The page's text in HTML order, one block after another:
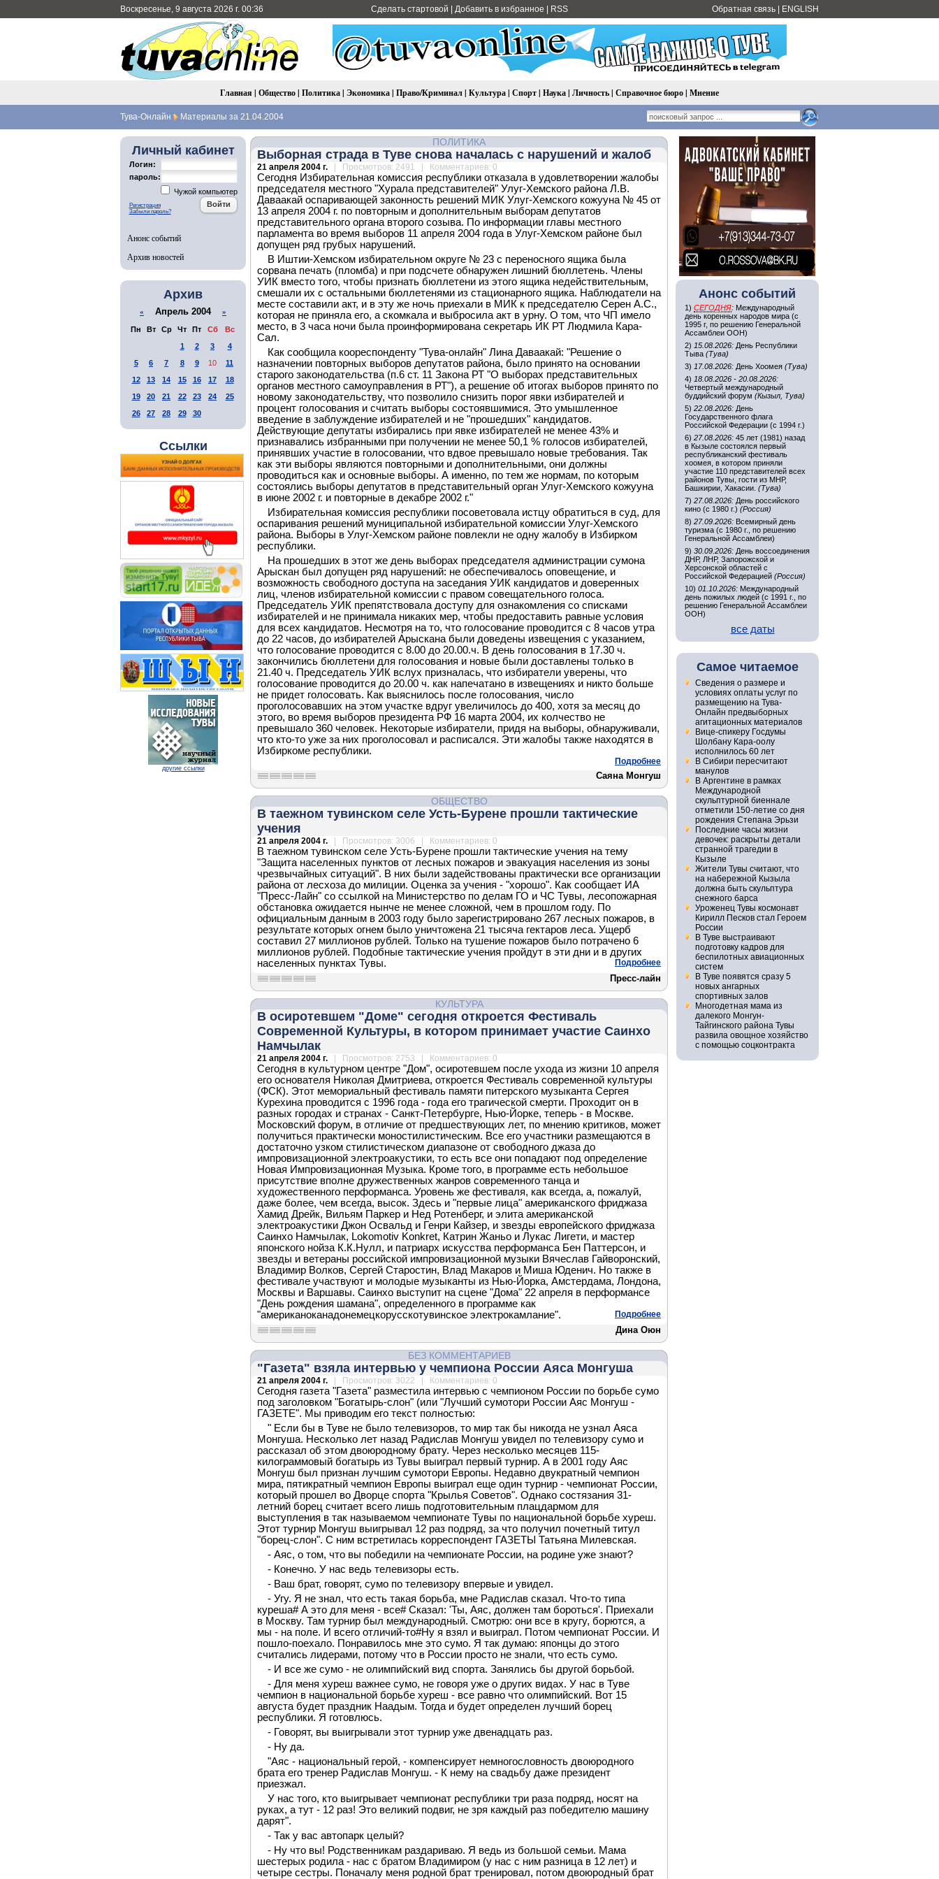
Воскресенье, 9 августа 2026 г. 00:36 Сделать стартовой Добавить в избранное RSS Обратная связь ENGLISH
Главная | Общество| Политика| Экономика| Право/Криминал| Культура| Спорт| Наука| Личность| Справочное бюро| Мнение
Тува-Онлайн Материалы за 21.04.2004
Личный кабинет
Логин:
пароль:
Чужой компьютер
Регистрация
Забыли пароль?
Анонс событий
Архив новостей
Архив
« Апрель 2004 »
Пн Вт Ср Чт Пт Сб
Вс
1
2 3
4
5
6 7 8 9 10
11
12
13 14 15 16 17
18
19
20 21 22 23 24
25
26
27 28 29 30
Ссылки
другие ссылки
ПОЛИТИКА
Выборная страда в Туве снова началась с нарушений и жалоб
21 апреля 2004 г. | Просмотров: 2491 | Комментариев: 0
Сегодня Избирательная комиссия республики отказала в удовлетворении жалобы
председателя местного "Хурала представителей" Улуг-Хемского района Л.В.
Даваакай оспаривающей законность решений МИК Улуг-Хемского кожууна № 45 от
13 апреля 2004 г. по повторным и дополнительным выборам депутатов
представительного органа второго созыва. По информации главы местного
парламента во время выборов 11 апреля 2004 года в Улуг-Хемском районе был
допущен ряд грубых нарушений.
В Иштии-Хемском избирательном округе № 23 с переносного ящика была
сорвана печать (пломба) и при подсчете обнаружен лишний бюллетень. Члены
УИК вместо того, чтобы признать бюллетени из этого ящика недействительным,
смешали их с остальными бюллетенями из стационарного ящика. Наблюдатели на
месте составили акт, и в эту же ночь приехали в МИК к председателю Серен А.С.,
которая не приняла его, а скомкала и выбросила акт в урну. О том, что ЧП имело
место, в 3 часа ночи была проинформирована секретарь ИК РТ Людмила Кара-
Сал.
Как сообщила коореспонденту "Тува-онлайн" Лина Даваакай: "Решение о
назначении повторных выборов депутатов района, было принято на основании
старого законодательства (п.6 ст. 11 Закона РТ "О выборах представительных
органов местного самоуправления в РТ"), а решение об итогах выборов принято по
новому законодательству, что позволило снизить порог явки избирателей и
процент голосования и считать выборы состоявшимися. Это умышленное
введение в заблуждение избирателей и не "прошедших" кандидатов.
Действующие депутаты избирались при явке избирателей не менее 43% и
признавались избранными при получении не менее 50,1 % голосов избирателей,
принявших участие в голосовании, что вдвое превышало новые требования. Так
как эти выборы являются повторными и дополнительными, они должны
проводиться как и основные выборы. А именно, по тем же нормам, по которым
состоялись выборы депутатов в представительный орган Улуг-Хемского кожууна
в июне 2002 г. и повторные в декабре 2002 г."
Избирательная комиссия республики посоветовала истцу обратиться в суд, для
оспаривания решений муниципальной избирательной комиссии Улуг-Хемского
района. Выборы в Улуг-Хемском районе повлекли не одну жалобу в Избирком
республики.
На прошедших в этот же день выборах председателя администрации сумона
Арыскан был допущен ряд нарушений: не обеспечивалось оповещение, и
возможность свободного доступа на заседания УИК кандидатов и доверенных
лиц, членов избирательной комиссии с правом совещательного голоса.
Председатель УИК препятствовала доступу для ознакомления со списками
избирателей и не принимала никаких мер, чтобы предоставить равные условия
для всех кандидатов. Несмотря на то, что голосование проводится с 8 часов утра
до 22 часов, до избирателей Арыскана были доведены извещения с указанием,
что голосование проводится с 8.00 до 20.00.ч. В день голосования в 17.30 ч.
закончились бюллетени для голосования и новые были доставлены только в
21.40 ч. Председатель УИК вслух призналась, что избиратели уверены, что
голосование проводится до 20.00 ч. как напечатано в извещениях и никто больше
не придет голосовать. Как выяснилось после голосования, число
проголосовавших на этом участке вдруг увеличилось до 400, хотя за месяц до
этого, во время выборов президента РФ 16 марта 2004, их колчество не
превышало 360 человек. Некоторые избиратели, придя на выборы, обнаруживали,
что кто-то уже за них проголосовал и расписался. Эти жалобы также находятся в
Избиркоме республики.
Подробнее
Саяна Монгуш
ОБЩЕСТВО
В таежном тувинском селе Усть-Бурене прошли тактические
учения
21 апреля 2004 г. | Просмотров: 3006 | Комментариев: 0
В таежном тувинском селе Усть-Бурене прошли тактические учения на тему
"Защита населенных пунктов от лесных пожаров и эвакуация населения из зоны
чрезвычайных ситуаций". В них были задействованы практически все организации
района от лесхоза до милиции. Оценка за учения - "хорошо". Как сообщает ИА
"Пресс-Лайн" со ссылкой на Министерство по делам ГО и ЧС Тувы, лесопожарная
обстановка ожидается нынче не менее сложной, чем в прошлом году. По
официальным данным в 2003 году было зарегистрировано 267 лесных пожаров, в
результате которых огнем было уничтожена 21 тысяча гектаров леса. Ущерб
составил 27 миллионов рублей. Только на тушение пожаров было потрачено 6
миллионов рублей. Подобные тактические учения пройдут в эти дни и в других
населенных пунктах Тувы.
Подробнее
Пресс-лайн
КУЛЬТУРА
В осиротевшем "Доме" сегодня откроется Фестиваль
Современной Культуры, в котором принимает участие Саинхо
Намчылак
21 апреля 2004 г. | Просмотров: 2753 | Комментариев: 0
Сегодня в культурном центре "Дом", осиротевшем после ухода из жизни 10 апреля
его основателя Николая Дмитриева, откроется Фестиваль современной культуры
(ФСК). Этот мемориальный фестиваль памяти питерского музыканта Сергея
Курехина проводится с 1996 года - года его трагической смерти. Проходит он в
разных городах и странах - Санкт-Петербурге, Нью-Йорке, теперь - в Москве.
Московский форум, в отличие от предшествующих лет, по мнению критиков, может
получиться практически моностилистическим. Все его участники размещаются в
достаточно узком стилистическом диапазоне от свободного джаза до
импровизационной электроакустики, то есть все они попадают под определение
Новая Импровизационная Музыка. Кроме того, в программе есть небольшое
присутствие вполне дружественных жанров современного танца и
художественного перформанса. Уровень же фестиваля, как всегда, а, пожалуй,
даже более, чем всегда, высок. Здесь и "первые лица" американского фриджаза
Хамид Дрейк, Вильям Паркер и Нед Ротенберг, и элита американской
электроакустики Джон Освальд и Генри Кайзер, и звезды европейского фриджаза
Саинхо Намчылак, Lokomotiv Konkret, Катрин Жаньо и Лукас Лигети, и мастер
японского нойза К.К.Нулл, и патриарх искусства перформанса Бен Паттерсон, и
звезды и ветераны российской импровизационной музыки Вячеслав Гайворонский,
Владимир Волков, Сергей Старостин, Влад Макаров и Миша Юденич. Но также в
фестивале участвуют и молодые музыканты из Нью-Йорка, Амстердама, Лондона,
Москвы и Варшавы. Саинхо выступит на сцене "Дома" 22 апреля в перформансе
"День рождения шамана", определенного в программе как
"американоканадонемецкорусскотувинское электрокамлание".
Подробнее
Дина Оюн
БЕЗ КОММЕНТАРИЕВ
"Газета" взяла интервью у чемпиона России Аяса Монгуша
21 апреля 2004 г. | Просмотров: 3022 | Комментариев: 0
Сегодня газета "Газета" разместила интервью с чемпионом России по борьбе сумо
под заголовком "Богатырь-слон" (или "Лучший сумотори России Аяс Монгуш -
ГАЗЕТЕ". Мы приводим его текст полностью:
" Если бы в Туве не было телевизоров, то мир так бы никогда не узнал Аяса
Монгуша. Несколько лет назад Радислав Монгуш увидел по телевизору сумо и
рассказал об этом двоюродному брату. Через несколько месяцев 115-
килограммовый богатырь из Тувы выиграл первый турнир. А в 2001 году Аяс
Монгуш был признан лучшим сумотори Европы. Недавно двукратный чемпион
мира, пятикратный чемпион Европы выиграл еще один турнир - чемпионат России,
который прошел во Дворце спорта "Крылья Советов". Однако состязания 31-
летний борец считает всего лишь подготовительным плацдармом для
выступления в так называемом чемпионате Тувы по национальной борьбе xуреш.
Этот турнир Монгуш выигрывал 12 раз подряд, за что получил почетный титул
"борец-слон". С ним встретилась корреспондент ГАЗЕТЫ Татьяна Милевская.
- Аяс, о том, что вы победили на чемпионате России, на родине уже знают?
- Конечно. У нас ведь телевизоры есть.
- Ваш брат, говорят, сумо по телевизору впервые и увидел.
- Угу. Я не знал, что есть такая борьба, мне Радислав сказал. Что-то типа
куреша# А это для меня - все# Сказал: 'Ты, Аяс, должен там бороться'. Приехали
в Москву. Там турнир был международный. Смотрю: они все в кругу, борются, а
мы - на поле. И всего отличий-то#Ну я взял и выиграл. Потом чемпионат России. И
пошло-поехало. Понравилось мне это сумо. Я так думаю: японцы до этого
считались лидерами, потому что в России просто не знали, что есть сумо.
- И все же сумо - не олимпийский вид спорта. Занялись бы другой борьбой.
- Для меня xуреш важнее сумо, не говоря уже о других видах. У нас в Туве
чемпион в национальной борьбе xуреш - все равно что олимпийский. Вот 15
августа будет праздник Наадым. Тогда и будет определен лучший борец
республики. Я готовлюсь.
- Говорят, вы выигрывали этот турнир уже двенадцать раз.
- Ну да.
"Аяс - национальный герой, - компенсирует немногословность двоюродного
брата его тренер Радислав Монгуш. - К нему на свадьбу даже президент
приезжал.
У нас того, кто выигрывает чемпионат республики три раза подряд, носят на
руках, а тут - 12 раз! Это великий подвиг, не зря каждый раз победителю машину
дарят".
- Так у вас автопарк целый?
- Ну что вы! Родственникам раздариваю. Я ведь из большой семьи. Мама
шестерых родила - нас с братом Владимиром (у нас с ним разница в 12 лет) и
четыре сестры. Поначалу меня родной брат тренировал, потом двоюродный брат
Анонс событий
1) СЕГОДНЯ: Международный
день коренных народов мира (с
1995 г, по решению Генеральной
Ассамблеи ООН)
2) 15.08.2026: День Республики
Тыва (Тува)
3) 17.08.2026: День Хоомея (Тува)
4) 18.08.2026 - 20.08.2026:
Четвертый международный
буддийский форум (Кызыл, Тува)
5) 22.08.2026: День
Государственного флага
Российской Федерации (с 1994 г.)
6) 27.08.2026: 45 лет (1981) назад
в Кызыле состоялся первый
республиканский фестиваль
хоомея, в котором приняли
участие 110 представителей всех
районов Тувы, гости из МНР,
Башкирии, Хакасии. (Тува)
7) 27.08.2026: День российского
кино (с 1980 г.) (Россия)
8) 27.09.2026: Всемирный день
туризма (с 1980 г., по решению
Генеральной Ассамблеи)
9) 30.09.2026: День воссоединения
ДНР, ЛНР, Запорожской и
Херсонской областей с
Российской Федерацией (Россия)
10) 01.10.2026: Международный
день пожилых людей (с 1991 г., по
решению Генеральной Ассамблеи
ООН)
все даты
Самое читаемое
Сведения о размере и
условиях оплаты услуг по
размещению на Тува-
Онлайн предвыборных
агитационных материалов
Вице-спикеру Госдумы
Шолбану Кара-оолу
исполнилось 60 лет
В Сибири пересчитают
манулов
В Аргентине в рамках
Международной
скульптурной биеннале
отметили 150-летие со дня
рождения Степана Эрьзи
Последние часы жизни
девочек: раскрыты детали
странной трагедии в
Кызыле
Жители Тувы считают, что
на набережной Кызыла
должна быть скульптура
снежного барса
Уроженец Тувы космонавт
Кирилл Песков стал Героем
России
В Туве выстраивают
подготовку кадров для
беспилотных авиационных
систем
В Туве появятся сразу 5
новых ангарных
спортивных залов
Многодетная мама из
далекого Монгун-
Тайгинского района Тувы
развила овощное хозяйство
с помощью соцконтракта